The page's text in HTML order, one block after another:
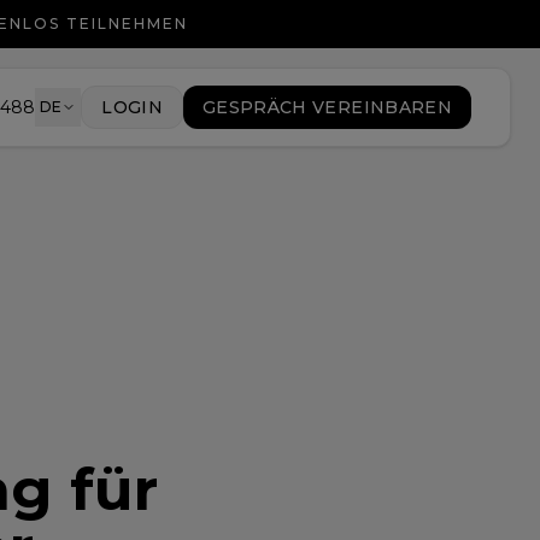
TEILNEHMEN
DE LOGIN GESPRÄCH VEREINBAREN
für